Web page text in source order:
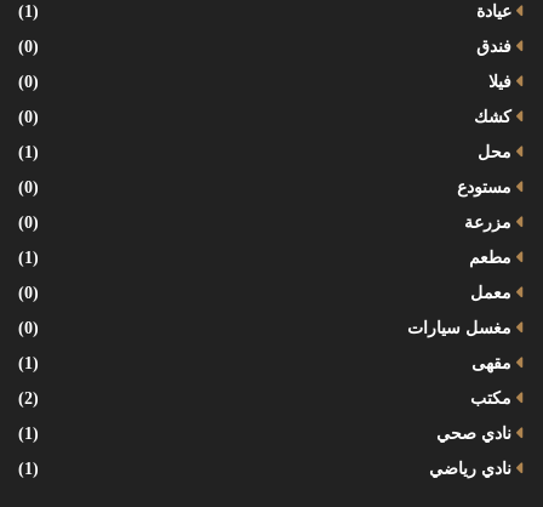
عيادة
(1)
فندق
(0)
فيلا
(0)
كشك
(0)
محل
(1)
مستودع
(0)
مزرعة
(0)
مطعم
(1)
معمل
(0)
مغسل سيارات
(0)
مقهى
(1)
مكتب
(2)
نادي صحي
(1)
نادي رياضي
(1)